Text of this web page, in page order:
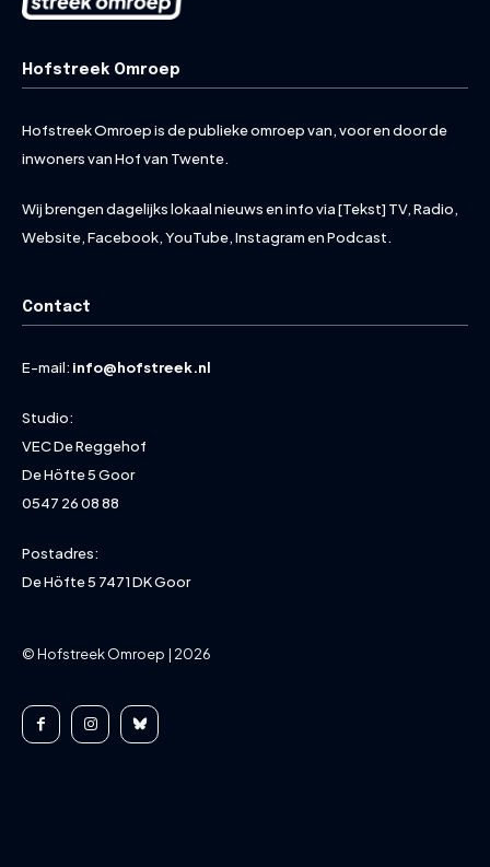
Hofstreek Omroep
Hofstreek Omroep is de publieke omroep van, voor en door de
inwoners van Hof van Twente.
Wij brengen dagelijks lokaal nieuws en info via [Tekst] TV, Radio,
Website, Facebook, YouTube, Instagram en Podcast.
Contact
E-mail: info@hofstreek.nl
Studio:
VEC De Reggehof
De Höfte 5 Goor
0547 26 08 88
Postadres:
De Höfte 5 7471 DK Goor
© Hofstreek Omroep | 2026